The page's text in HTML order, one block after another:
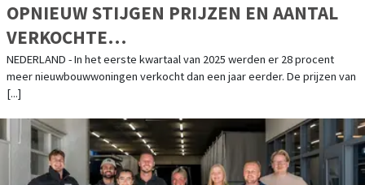
OPNIEUW STIJGEN PRIJZEN EN AANTAL
VERKOCHTE
NIEUWBOUWKOOPWONINGEN
NEDERLAND - In het eerste kwartaal van 2025 werden er 28 procent
meer nieuwbouwwoningen verkocht dan een jaar eerder. De prijzen van
[...]